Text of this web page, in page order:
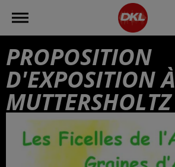
PROPOSITION
D'EXPOSITION À
MUTTERSHOLTZ